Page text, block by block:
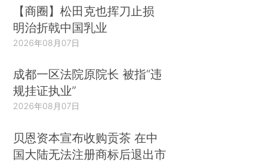
【商圈】松田克也挥刀止损
明治折戟中国乳业
2026年08月07日
成都一区法院原院长 被指“违
规挂证执业”
2026年08月07日
贝恩资本宣布收购贡茶 在中
国大陆无法注册商标后退出市